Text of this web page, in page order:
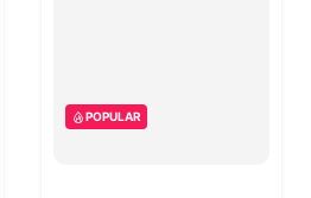
POPULAR